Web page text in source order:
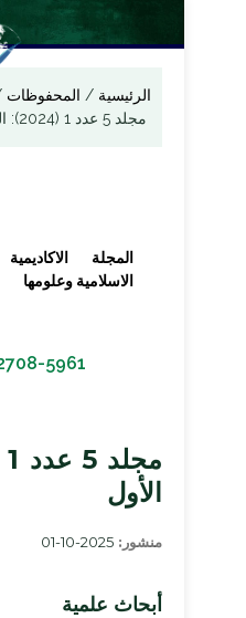
الرئيسية/ المحفوظات
مجلد 5 عدد 1 (2024): العدد الأول
المجلة
الاسلامية وعلومها
5961
الأول
منشور: 2025-10-01
أبحاث علمية